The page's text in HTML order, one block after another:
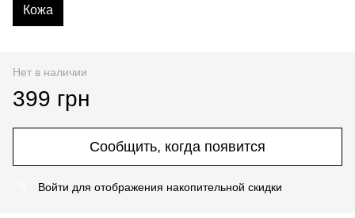
Кожа
Нет в наличии
399 грн
Сообщить, когда появится
Войти для отображения накопительной скидки